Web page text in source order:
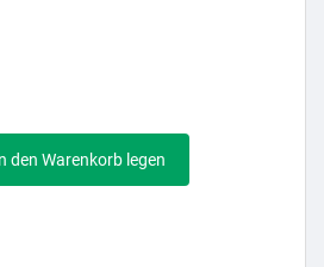
den Warenkorb legen